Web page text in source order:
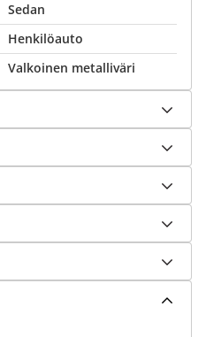
Sedan
Henkilöauto
Valkoinen metalliväri